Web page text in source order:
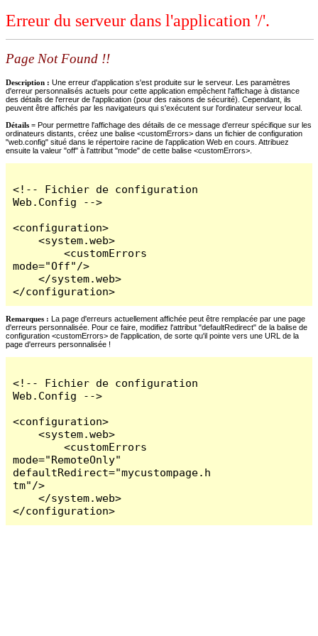
Erreur du serveur dans l'application '/'.
Page Not Found !!
Description : Une erreur d'application s'est produite sur le serveur. Les paramètres
d'erreur personnalisés actuels pour cette application empêchent l'affichage à distance
des détails de l'erreur de l'application (pour des raisons de sécurité). Cependant, ils
peuvent être affichés par les navigateurs qui s'exécutent sur l'ordinateur serveur local.
Détails = Pour permettre l'affichage des détails de ce message d'erreur spécifique sur les
ordinateurs distants, créez une balise <customErrors> dans un fichier de configuration
"web.config" situé dans le répertoire racine de l'application Web en cours. Attribuez
ensuite la valeur "off" à l'attribut "mode" de cette balise <customErrors>.
<!-- Fichier de configuration
Web.Config -->
<configuration>
    <system.web>
        <customErrors
mode="Off"/>
    </system.web>
</configuration>
Remarques : La page d'erreurs actuellement affichée peut être remplacée par une page
d'erreurs personnalisée. Pour ce faire, modifiez l'attribut "defaultRedirect" de la balise de
configuration <customErrors> de l'application, de sorte qu'il pointe vers une URL de la
page d'erreurs personnalisée !
<!-- Fichier de configuration
Web.Config -->
<configuration>
    <system.web>
        <customErrors
mode="RemoteOnly"
defaultRedirect="mycustompage.h
tm"/>
    </system.web>
</configuration>